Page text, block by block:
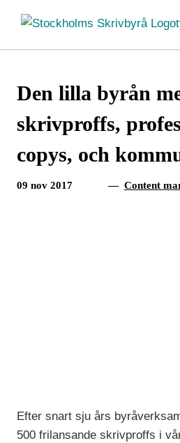
innehållet
Den lilla byrån
skrivproffs,
copys, och
09 nov 2017 — Content
Efter snart sju års
500 frilansande skrivproffs i